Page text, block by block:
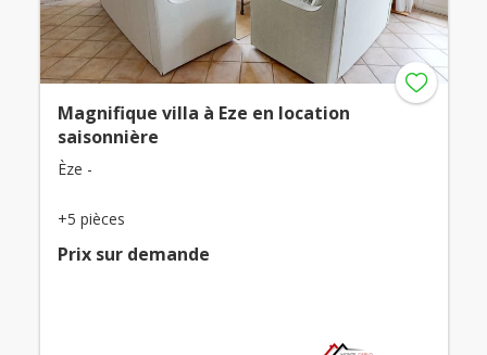
Magnifique villa à Eze en location
saisonnière
Èze -
+5 pièces
Prix ​​sur demande